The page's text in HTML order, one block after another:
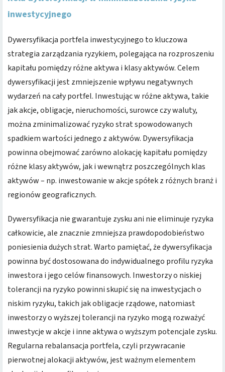
inwestycyjnego
Dywersyfikacja portfela inwestycyjnego to kluczowa
strategia zarządzania ryzykiem, polegająca na rozproszeniu
kapitału pomiędzy różne aktywa i klasy aktywów. Celem
dywersyfikacji jest zmniejszenie wpływu negatywnych
wydarzeń na cały portfel. Inwestując w różne aktywa, takie
jak akcje, obligacje, nieruchomości, surowce czy waluty,
można zminimalizować ryzyko strat spowodowanych
spadkiem wartości jednego z aktywów. Dywersyfikacja
powinna obejmować zarówno alokację kapitału pomiędzy
różne klasy aktywów, jak i wewnątrz poszczególnych klas
aktywów – np. inwestowanie w akcje spółek z różnych branż i
regionów geograficznych.
Dywersyfikacja nie gwarantuje zysku ani nie eliminuje ryzyka
całkowicie, ale znacznie zmniejsza prawdopodobieństwo
poniesienia dużych strat. Warto pamiętać, że dywersyfikacja
powinna być dostosowana do indywidualnego profilu ryzyka
inwestora i jego celów finansowych. Inwestorzy o niskiej
tolerancji na ryzyko powinni skupić się na inwestycjach o
niskim ryzyku, takich jak obligacje rządowe, natomiast
inwestorzy o wyższej tolerancji na ryzyko mogą rozważyć
inwestycje w akcje i inne aktywa o wyższym potencjale zysku.
Regularna rebalansacja portfela, czyli przywracanie
pierwotnej alokacji aktywów, jest ważnym elementem